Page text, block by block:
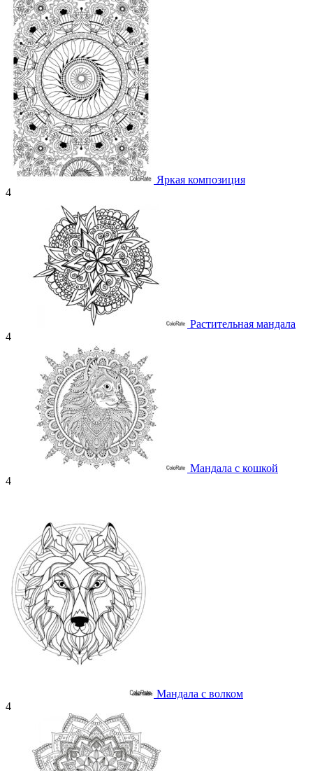
Яркая композиция
4
Растительная мандала
4
Мандала с кошкой
4
Мандала с волком
4